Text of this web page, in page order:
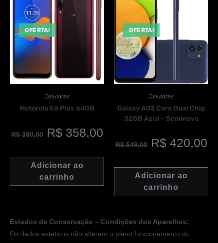
Estados de Conservação – Condições dos Aparelhos:
Os dados estéticos não alteram o pleno funcionamento do
OFERTA!
Celulares
Motorola E6 Plus 64GB
R$390,00 R$358,00
Adicionar ao
carrinho
OFERTA!
Celulares
Galaxy A03 Core Dual Chip
32GB Azul – Seminovo
R$549,00 R$420,00
Adicionar ao
carrinho